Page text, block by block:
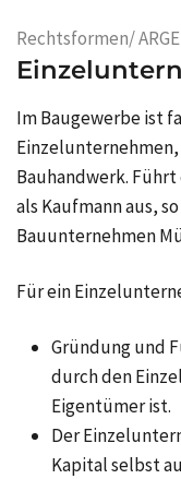
Rechtsformen/ ARGE
Im Baugewerbe ist
Bauhandwerk.
als Kaufmann aus,
Bauunternehmen
Für ein
Gründung und
durch den
Eigentümer ist.
Der
Kapital selbst